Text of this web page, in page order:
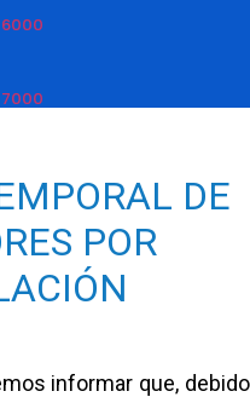
6000
7000
DE
POR
informar que, debido